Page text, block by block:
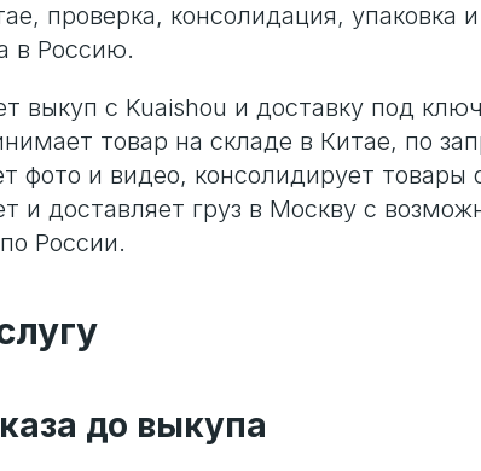
проверка, консолидация, упаковка и
в Россию.
выкуп с Kuaishou и доставку под
товар на складе в Китае, по
фото и видео, консолидирует товары
и доставляет груз в Москву с
России.
до выкупа